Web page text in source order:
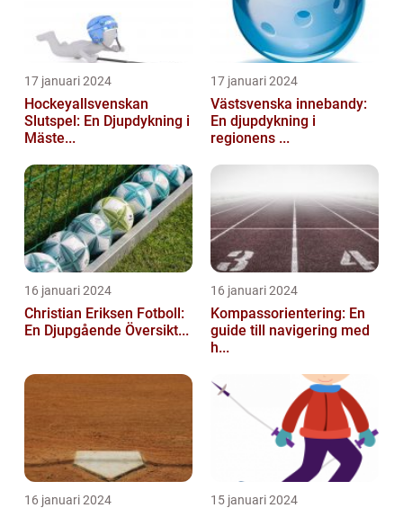
17 januari 2024
Hockeyallsvenskan
Slutspel: En Djupdykning i
Mäste...
17 januari 2024
Västsvenska innebandy:
En djupdykning i
regionens ...
16 januari 2024
Christian Eriksen Fotboll:
En Djupgående Översikt...
16 januari 2024
Kompassorientering: En
guide till navigering med
h...
16 januari 2024 15 januari 2024